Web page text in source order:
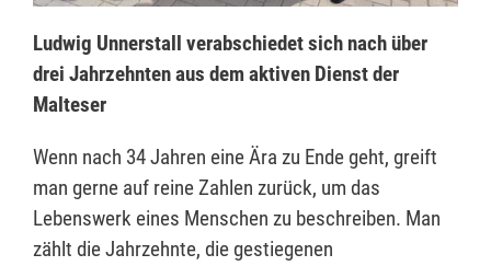
Ludwig Unnerstall verabschiedet sich nach über
drei Jahrzehnten aus dem aktiven Dienst der
Malteser
Wenn nach 34 Jahren eine Ära zu Ende geht, greift
man gerne auf reine Zahlen zurück, um das
Lebenswerk eines Menschen zu beschreiben. Man
zählt die Jahrzehnte, die gestiegenen